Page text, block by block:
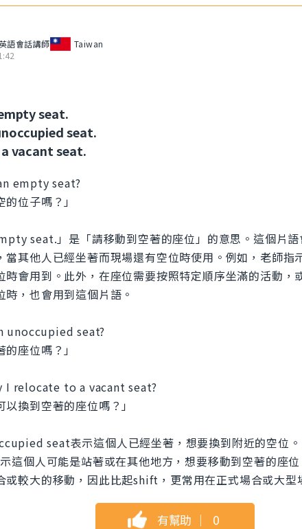
語會話講師
Taiwan
seat.
seat.
vacant seat.
empty seat?
的位子嗎？」
seat.」是「請移動到空著的座位」的意思。這個片
當其他人已經坐著而現場還有空位時使用。例如，老師指
時會用到。此外，在座位需要按照特定順序坐滿的活動，
，也會用到這個片語。
unoccupied seat?
的座位嗎？」
I relocate to a vacant seat?
以換到空著的座位嗎？」
seat表示這個人已經坐著，想要換到附近的空位
這個人可能是站著或在其他地方，想要移動到空著的座
或較大的移動，因此比起shift，更常用在正式場合或大型
有幫助 ｜ 0